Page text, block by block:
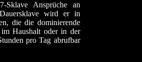
Sklave Ansprüche an
wird er in
die die dominierende
im Haushalt oder in der
pro Tag abrufbar